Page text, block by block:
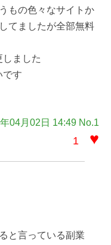
もの色々なサイトか
てましたが全部無料
ました
です
04月02日 14:49 No.1
1 ♥
と言っている副業